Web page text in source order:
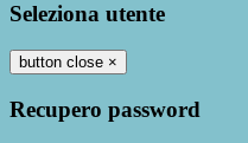
Seleziona utente
button close ×
Recupero password